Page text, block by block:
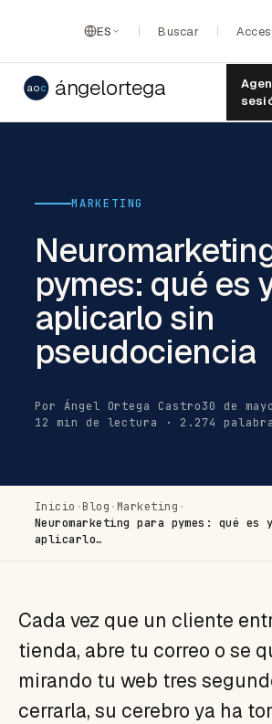
ES Buscar
aoc ángelortega
MARKETING
pymes: qué es
aplicarlo sin
pseudociencia
Por Ángel Ortega Castro30 de
12 min de lectura · 2.274
Inicio ·Blog · Marketing ·
Neuromarketing para pymes: qué es y
aplicarlo…
Cada vez que un cliente
tienda, abre tu correo o se
mirando tu web tres
cerrarla, su cerebro ya ha